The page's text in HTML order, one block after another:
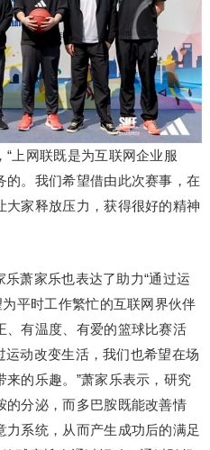
上网联既是为互联网企业服
。我们希望借由此次赛事，在
家释放压力，获得很好的精神
萧家乐也表达了助力“通过运
平时工作繁忙的互联网界伙伴
、有温度、有爱的篮球比赛活
动改变生活，我们也希望在场
的乐趣。”萧家乐表示，研究
的分泌，而多巴胺既能改善情
系统，从而产生成功后的满足